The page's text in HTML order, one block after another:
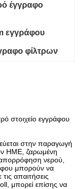
έγγραφο
εγγράφου
φίλτρων
στοιχείο εγγράφου
στην παραγωγή
HME, ζαρωμένη
νερού,
μπορούν να
απαιτήσεις
μπορεί επίσης να